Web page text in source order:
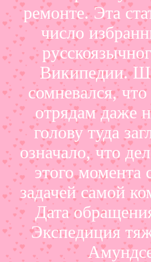
ремонте. Эта
число
Википедии.
сомневался,
отрядам даже
голову туда
означало, что
этого момента
задачей самой
Дата
Экспедиция